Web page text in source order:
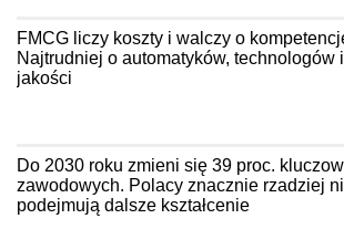
FMCG liczy koszty i walczy o
Najtrudniej o automatyków, technologów
jakości
Do 2030 roku zmieni się 39 proc.
zawodowych. Polacy znacznie rzadziej
podejmują dalsze kształcenie